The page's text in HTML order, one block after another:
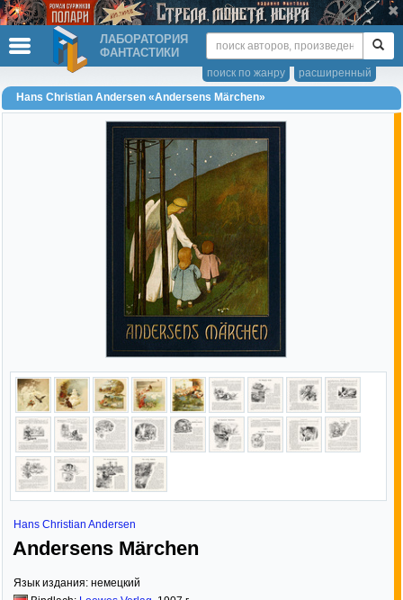
ЛАБОРАТОРИЯ
ФАНТАСТИКИ
расширенный
поиск по жанру
Hans Christian Andersen «Andersens Märchen»
Hans Christian Andersen
Andersens Märchen
Язык издания: немецкий